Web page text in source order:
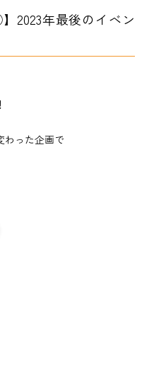
2023年最後のイベン
わった企画で